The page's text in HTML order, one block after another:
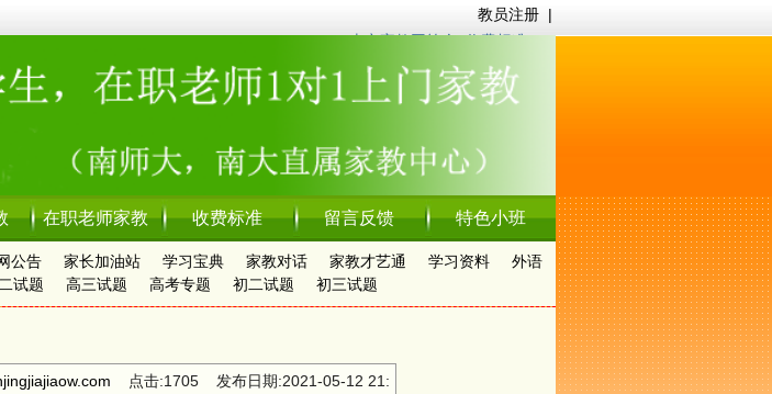
教员注册 |
南京家教网简介| 收费标准
在职老师家教 收费标准 留言反馈 特色小班
公告 家长加油站 学习宝典 家教对话 家教才艺通 学习资料
外语
试题 高三试题 高考专题 初二试题 初三试题
点击:1705 发布日期:2021-05-12 21: